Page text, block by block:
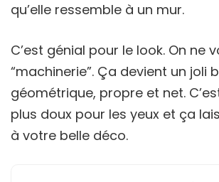
qu’elle ressemble à un mur.
C’est génial pour le look. On ne
“machinerie”. Ça devient un joli
géométrique, propre et net.
plus doux pour les yeux et ça
à votre belle déco.